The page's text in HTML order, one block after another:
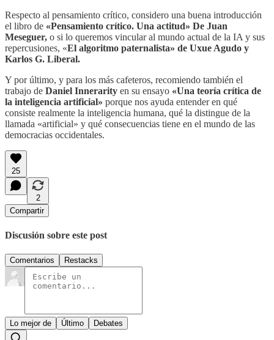
Respecto al pensamiento crítico, considero una buena introducción
el libro de «Pensamiento crítico. Una actitud» De Juan
Meseguer, o si lo queremos vincular al mundo actual de la IA y sus
repercusiones, «El algoritmo paternalista» de Uxue Agudo y
Karlos G. Liberal.
Y por último, y para los más cafeteros, recomiendo también el
trabajo de Daniel Innerarity en su ensayo «Una teoría crítica de
la inteligencia artificial» porque nos ayuda entender en qué
consiste realmente la inteligencia humana, qué la distingue de la
llamada «artificial» y qué consecuencias tiene en el mundo de las
democracias occidentales.
25
2
Compartir
Discusión sobre este post
Comentarios Restacks
Lo mejor de Último Debates